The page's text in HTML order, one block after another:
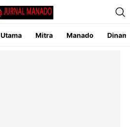
Utama Mitra Manado